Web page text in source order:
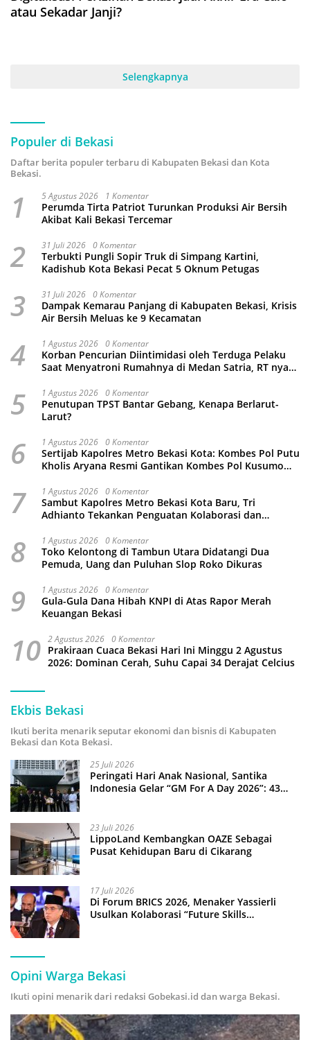
atau Sekadar Janji?
Selengkapnya
Populer di Bekasi
Daftar berita populer terbaru di Kabupaten Bekasi dan Kota
Bekasi.
1 5 Agustus 2026 1 Komentar
Perumda Tirta Patriot Turunkan Produksi Air Bersih
Akibat Kali Bekasi Tercemar
2 31 Juli 2026 0 Komentar
Terbukti Pungli Sopir Truk di Simpang Kartini,
Kadishub Kota Bekasi Pecat 5 Oknum Petugas
3 31 Juli 2026 0 Komentar
Dampak Kemarau Panjang di Kabupaten Bekasi, Krisis
Air Bersih Meluas ke 9 Kecamatan
4 1 Agustus 2026 0 Komentar
Korban Pencurian Diintimidasi oleh Terduga Pelaku
Saat Menyatroni Rumahnya di Medan Satria, RT nya
5 1 Agustus 2026 0 Komentar
Penutupan TPST Bantar Gebang, Kenapa Berlarut-
Larut?
6 1 Agustus 2026 0 Komentar
Sertijab Kapolres Metro Bekasi Kota: Kombes Pol Putu
Kholis Aryana Resmi Gantikan Kombes Pol Kusumo
7 1 Agustus 2026 0 Komentar
Sambut Kapolres Metro Bekasi Kota Baru, Tri
Adhianto Tekankan Penguatan Kolaborasi dan
8 1 Agustus 2026 0 Komentar
Toko Kelontong di Tambun Utara Didatangi Dua
Pemuda, Uang dan Puluhan Slop Roko Dikuras
9 1 Agustus 2026 0 Komentar
Gula-Gula Dana Hibah KNPI di Atas Rapor Merah
Keuangan Bekasi
10 2 Agustus 2026 0 Komentar
Prakiraan Cuaca Bekasi Hari Ini Minggu 2 Agustus
2026: Dominan Cerah, Suhu Capai 34 Derajat Celcius
Ekbis Bekasi
Ikuti berita menarik seputar ekonomi dan bisnis di Kabupaten
Bekasi dan Kota Bekasi.
25 Juli 2026
Peringati Hari Anak Nasional, Santika
Indonesia Gelar “GM For A Day 2026”: 43
23 Juli 2026
LippoLand Kembangkan OAZE Sebagai
Pusat Kehidupan Baru di Cikarang
17 Juli 2026
Di Forum BRICS 2026, Menaker Yassierli
Usulkan Kolaborasi “Future Skills
Opini Warga Bekasi
Ikuti opini menarik dari redaksi Gobekasi.id dan warga Bekasi.